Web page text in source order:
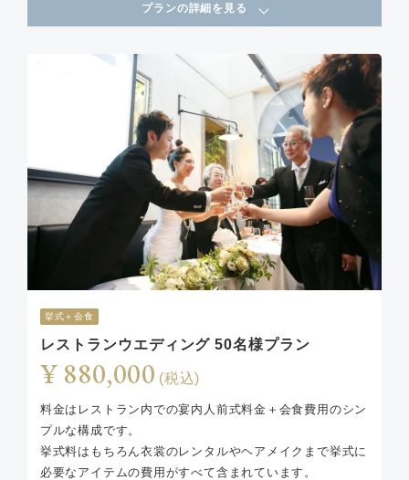
プランの詳細を見る
挙式＋会食
レストランウエディング 50名様プラン
¥ 880,000 (税込)
料金はレストラン内での宴内人前式料金＋会食費用のシン
プルな構成です。
挙式料はもちろん衣裳のレンタルやヘアメイクまで挙式に
必要なアイテムの費用がすべて含まれています。